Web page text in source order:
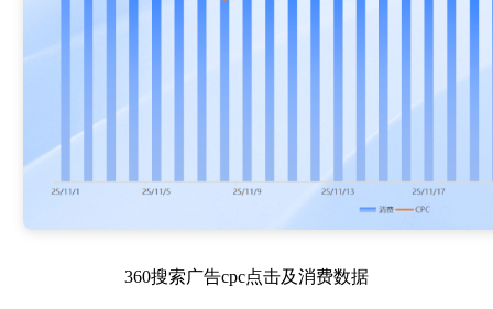
360搜索广告cpc点击及消费数据